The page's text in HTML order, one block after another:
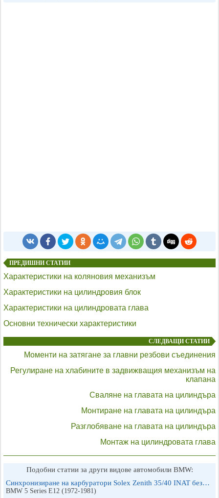
ПРЕДИШНИ СТАТИИ
Характеристики на коляновия механизъм
Характеристики на цилиндровия блок
Характеристики на цилиндровата глава
Основни технически характеристики
СЛЕДВАЩИ СТАТИИ
Моменти на затягане за главни резбови съединения
Регулиране на хлабините в задвижващия механизъм на
клапана
Сваляне на главата на цилиндъра
Монтиране на главата на цилиндъра
Разглобяване на главата на цилиндъра
Монтаж на цилиндровата глава
Подобни статии за други видове автомобили BMW:
Синхронизиране на карбуратори Solex Zenith 35/40 INAT без…
BMW 5 Series E12 (1972-1981)